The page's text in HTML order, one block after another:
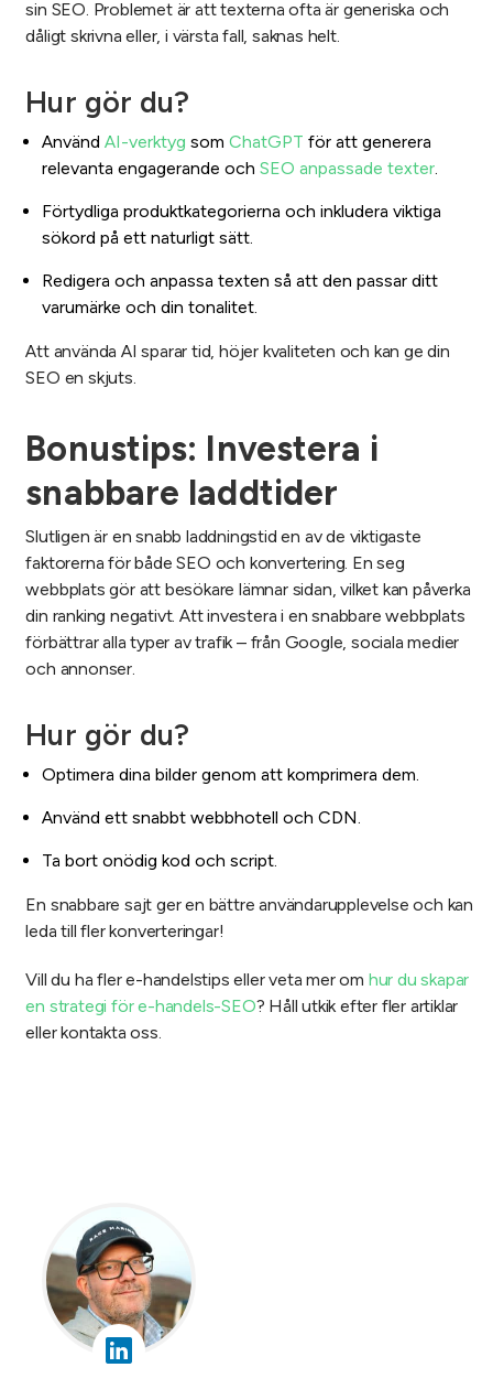
sin SEO. Problemet är att texterna ofta är generiska och
dåligt skrivna eller, i värsta fall, saknas helt.
Hur gör du?
AnvändAI-verktyg somChatGPT för att generera
relevanta engagerande ochSEO anpassade texter.
Förtydliga produktkategorierna och inkludera viktiga
sökord på ett naturligt sätt.
Redigera och anpassa texten så att den passar ditt
varumärke och din tonalitet.
Att använda AI sparar tid, höjer kvaliteten och kan ge din
SEO en skjuts.
Bonustips: Investera i
snabbare laddtider
Slutligen är en snabb laddningstid en av de viktigaste
faktorerna för både SEO och konvertering. En seg
webbplats gör att besökare lämnar sidan, vilket kan påverka
din ranking negativt. Att investera i en snabbare webbplats
förbättrar alla typer av trafik – från Google, sociala medier
och annonser.
Hur gör du?
Optimera dina bilder genom att komprimera dem.
Använd ett snabbt webbhotell och CDN.
Ta bort onödig kod och script.
En snabbare sajt ger en bättre användarupplevelse och kan
leda till fler konverteringar!
Vill du ha fler e-handelstips eller veta mer om hur du skapar
en strategi för e-handels-SEO? Håll utkik efter fler artiklar
eller kontakta oss.